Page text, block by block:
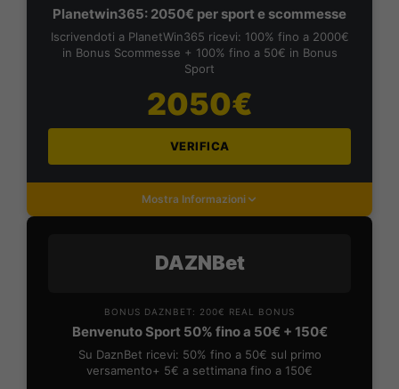
Planetwin365: 2050€ per sport e scommesse
Iscrivendoti a PlanetWin365 ricevi: 100% fino a 2000€
in Bonus Scommesse + 100% fino a 50€ in Bonus
Sport
2050€
VERIFICA
Mostra Informazioni
DAZNBet
BONUS DAZNBET: 200€ REAL BONUS
Benvenuto Sport 50% fino a 50€ + 150€
Su DaznBet ricevi: 50% fino a 50€ sul primo
versamento+ 5€ a settimana fino a 150€